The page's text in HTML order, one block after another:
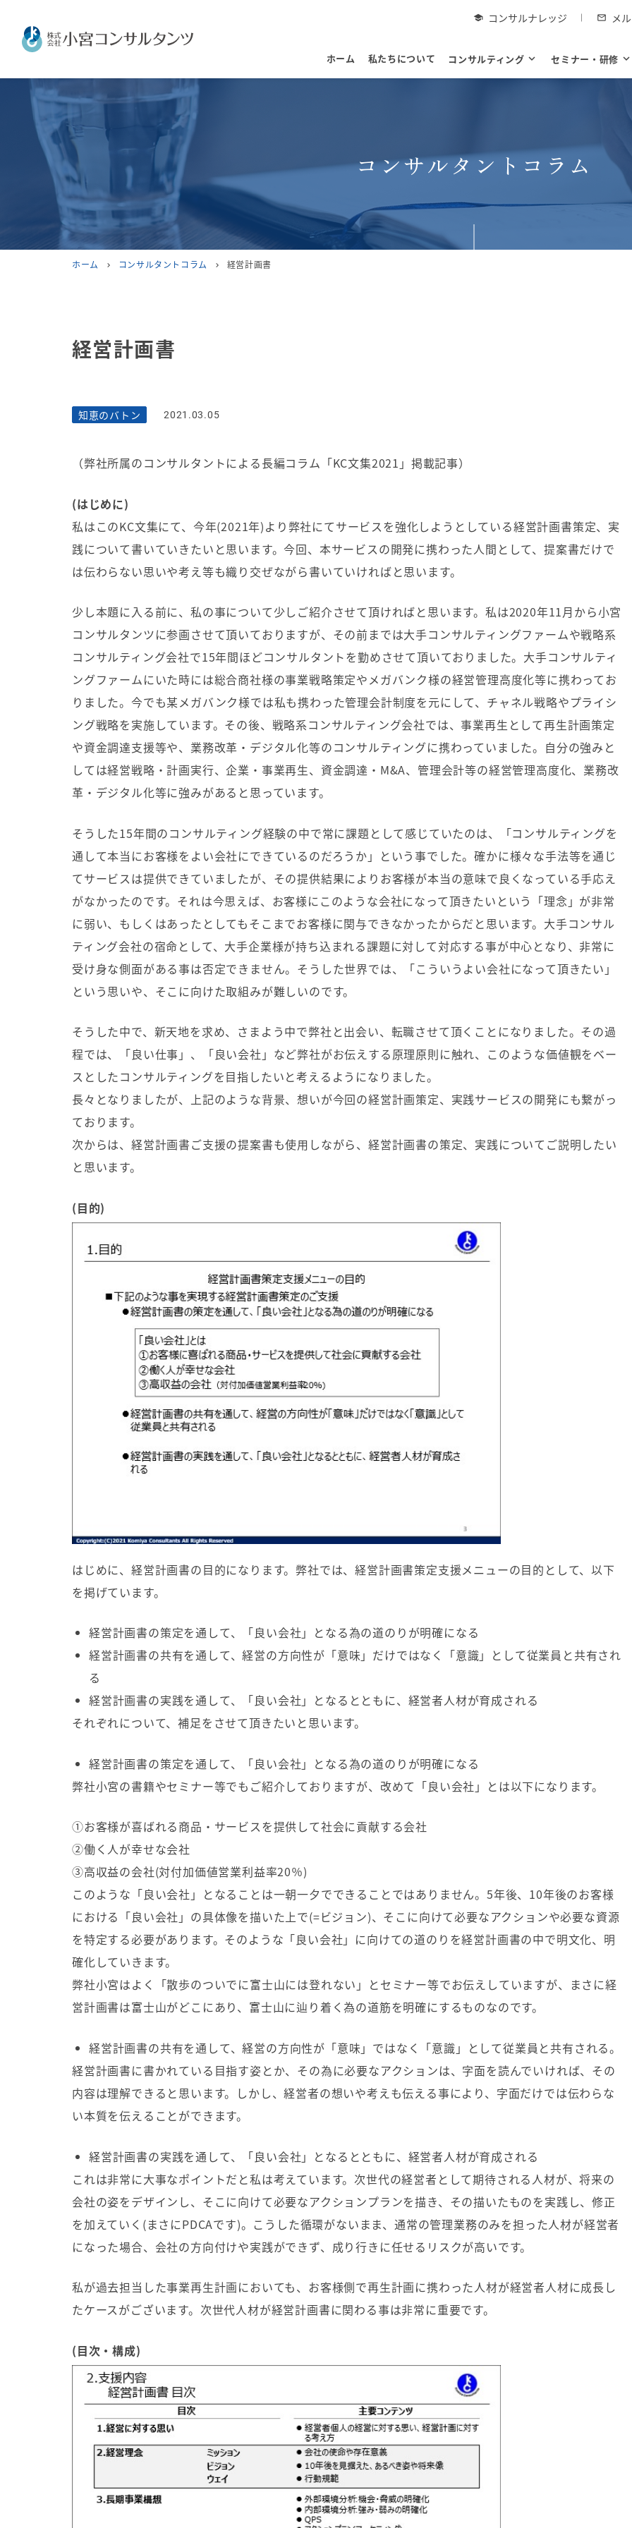
school コンサルナレッジ mail_outline メ
ホーム 私たちについて コンサルティング expand_more セミナー・研修 expand_more
コンサルタントコラム
ホーム chevron_right コンサルタントコラム chevron_right 経営計画書
経営計画書
知恵のバトン 2021.03.05
（弊社所属のコンサルタントによる長編コラム「KC文集2021」掲載記事）
(はじめに)
私はこのKC文集にて、今年(2021年)より弊社にてサービスを強化しようとしている経営計画書策定、実
践について書いていきたいと思います。今回、本サービスの開発に携わった人間として、提案書だけで
は伝わらない思いや考え等も織り交ぜながら書いていければと思います。
少し本題に入る前に、私の事について少しご紹介させて頂ければと思います。私は2020年11月から小宮
コンサルタンツに参画させて頂いておりますが、その前までは大手コンサルティングファームや戦略系
コンサルティング会社で15年間ほどコンサルタントを勤めさせて頂いておりました。大手コンサルティ
ングファームにいた時には総合商社様の事業戦略策定やメガバンク様の経営管理高度化等に携わってお
りました。今でも某メガバンク様では私も携わった管理会計制度を元にして、チャネル戦略やプライシ
ング戦略を実施しています。その後、戦略系コンサルティング会社では、事業再生として再生計画策定
や資金調達支援等や、業務改革・デジタル化等のコンサルティングに携わっていました。自分の強みと
しては経営戦略・計画実行、企業・事業再生、資金調達・ M&A、管理会計等の経営管理高度化、業務改
革・デジタル化等に強みがあると思っています。
そうした15年間のコンサルティング経験の中で常に課題として感じていたのは、「コンサルティングを
通して本当にお客様をよい会社にできているのだろうか」という事でした。確かに様々な手法等を通じ
てサービスは提供できていましたが、その提供結果によりお客様が本当の意味で良くなっている手応え
がなかったのです。それは今思えば、お客様にこのような会社になって頂きたいという「理念」が非常
に弱い、もしくはあったとしてもそこまでお客様に関与できなかったからだと思います。大手コンサル
ティング会社の宿命として、大手企業様が持ち込まれる課題に対して対応する事が中心となり、非常に
受け身な側面がある事は否定できません。そうした世界では、「こういうよい会社になって頂きたい」
という思いや、そこに向けた取組みが難しいのです。
そうした中で、新天地を求め、さまよう中で弊社と出会い、転職させて頂くことになりました。その過
程では、「良い仕事」、「良い会社」など弊社がお伝えする原理原則に触れ、このような価値観をベー
スとしたコンサルティングを目指したいと考えるようになりました。
長々となりましたが、上記のような背景、想いが今回の経営計画策定、実践サービスの開発にも繋がっ
ております。
次からは、経営計画書ご支援の提案書も使用しながら、経営計画書の策定、実践についてご説明したい
と思います。
(目的)
はじめに、経営計画書の目的になります。弊社では、経営計画書策定支援メニューの目的として、以下
を掲げています。
経営計画書の策定を通して、「良い会社」となる為の道のりが明確になる
経営計画書の共有を通して、経営の方向性が「意味」だけではなく「意識」として従業員と共有され
る
経営計画書の実践を通して、「良い会社」となるとともに、経営者人材が育成される
それぞれについて、補足をさせて頂きたいと思います。
経営計画書の策定を通して、「良い会社」となる為の道のりが明確になる
弊社小宮の書籍やセミナー等でもご紹介しておりますが、改めて「良い会社」とは以下になります。
①お客様が喜ばれる商品・サービスを提供して社会に貢献する会社
②働く人が幸せな会社
③高収益の会社(対付加価値営業利益率20％)
このような「良い会社」となることは一朝一夕でできることではありません。 5年後、 10年後のお客様
における「良い会社」の具体像を描いた上で(=ビジョン)、そこに向けて必要なアクションや必要な資源
を特定する必要があります。そのような「良い会社」に向けての道のりを経営計画書の中で明文化、明
確化していきます。
弊社小宮はよく「散歩のついでに富士山には登れない」とセミナー等でお伝えしていますが、まさに経
営計画書は富士山がどこにあり、富士山に辿り着く為の道筋を明確にするものなのです。
経営計画書の共有を通して、経営の方向性が「意味」ではなく「意識」として従業員と共有される。
経営計画書に書かれている目指す姿とか、その為に必要なアクションは、字面を読んでいければ、その
内容は理解できると思います。しかし、経営者の想いや考えも伝える事により、字面だけでは伝わらな
い本質を伝えることができます。
経営計画書の実践を通して、「良い会社」となるとともに、経営者人材が育成される
これは非常に大事なポイントだと私は考えています。次世代の経営者として期待される人材が、将来の
会社の姿をデザインし、そこに向けて必要なアクションプランを描き、その描いたものを実践し、修正
を加えていく (まさにPDCAです)。こうした循環がないまま、通常の管理業務のみを担った人材が経営者
になった場合、会社の方向付けや実践ができず、成り行きに任せるリスクが高いです。
私が過去担当した事業再生計画においても、お客様側で再生計画に携わった人材が経営者人材に成長し
たケースがございます。次世代人材が経営計画書に関わる事は非常に重要です。
(目次・構成)